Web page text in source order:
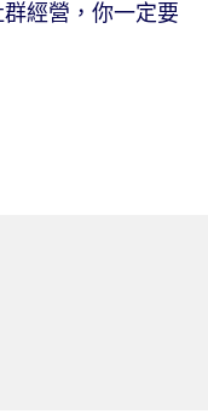
經營，你一定要